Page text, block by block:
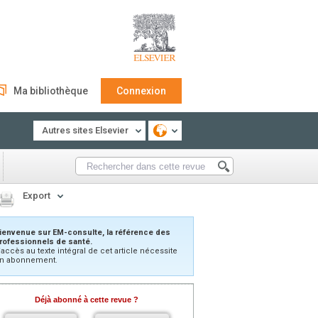
Ma bibliothèque Connexion
Autres sites Elsevier
Export
sur EM-consulte, la référence des
de santé.
au texte intégral de cet article nécessite
abonnement.
Déjà abonné à cette revue ?